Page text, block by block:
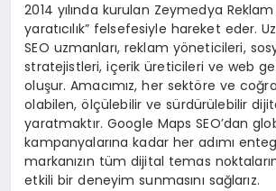
2014 yılında kurulan Zeymedya Reklam
yaratıcılık” felsefesiyle hareket eder.
SEO uzmanları, reklam yöneticileri,
stratejistleri, içerik üreticileri ve web
oluşur. Amacımız, her sektöre ve
olabilen, ölçülebilir ve sürdürülebilir
yaratmaktır. Google Maps SEO’dan
kampanyalarına kadar her adımı
markanızın tüm dijital temas
etkili bir deneyim sunmasını sağlarız.